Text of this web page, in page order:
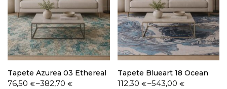
Termos e condições
Tapete Azurea 03 Ethereal
76,50 €–382,70€
Price
Tapete Blueart 18 Ocean
112,30 €–543,00 €
Price